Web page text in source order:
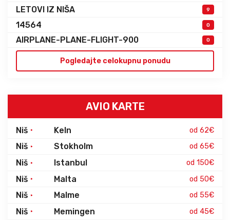
LETOVI IZ NIŠA 9
14564 0
AIRPLANE-PLANE-FLIGHT-900 0
Pogledajte celokupnu ponudu
AVIO KARTE
Niš Keln od 62€
Niš Stokholm od 65€
Niš Istanbul od 150€
Niš Malta od 50€
Niš Malme od 55€
Niš Memingen od 45€